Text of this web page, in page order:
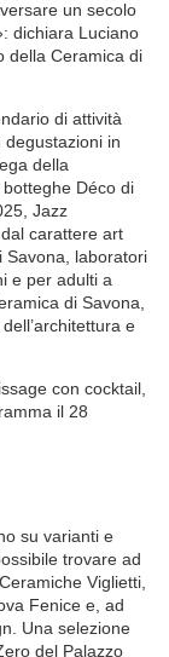
un secolo
dichiara Luciano
della Ceramica di
di attività
in
della
Déco di
Jazz
carattere art
Savona, laboratori
e per adulti a
di Savona,
e
con cocktail,
il 28
su varianti e
trovare ad
Viglietti,
Fenice e, ad
Una selezione
del Palazzo